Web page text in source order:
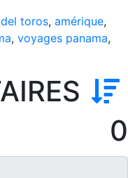
toros, amérique,
, voyages panama,
0